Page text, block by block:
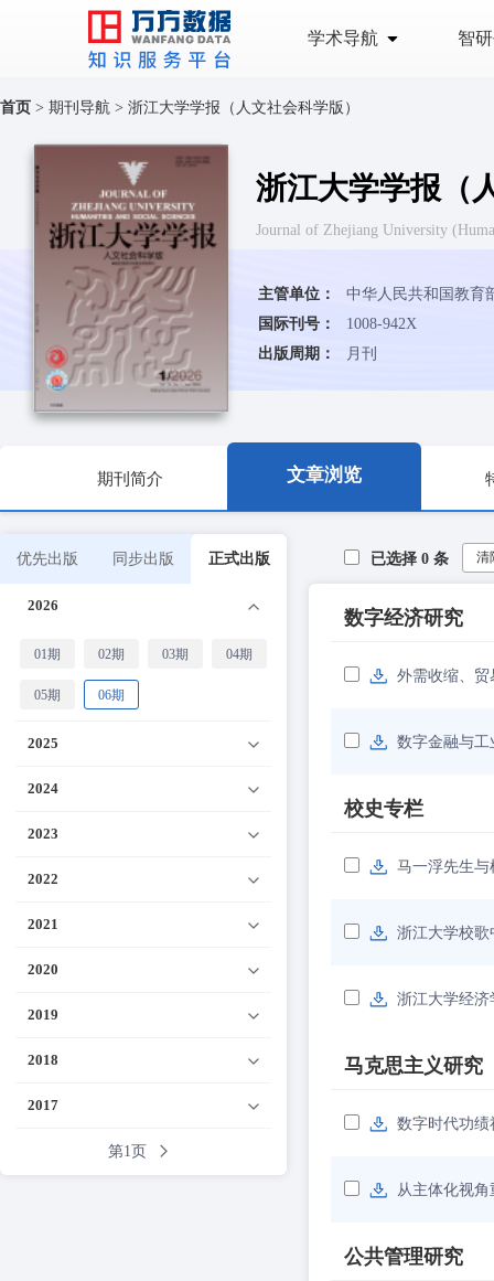
学术导航 智
首页 > 期刊导航 > 浙江大学学报（人文社会科学版）
浙江大学学报（
Journal of Zhejiang University
主管单位：
中华人民共和国教育
国际刊号：
1008-942X
出版周期：
月刊
期刊简介 文章浏览
优先出版 同步出版 正式出版
2026
01期 02期 03期 04期
05期 06期
2025
2024
2023
2022
2021
2020
2019
2018
2017
第1页
已选择 0 条 清
数字经济研究
外需收缩、
数字金融与
校史专栏
马一浮先生
浙江大学校
浙江大学经济
马克思主义研究
数字时代功
从主体化视
公共管理研究